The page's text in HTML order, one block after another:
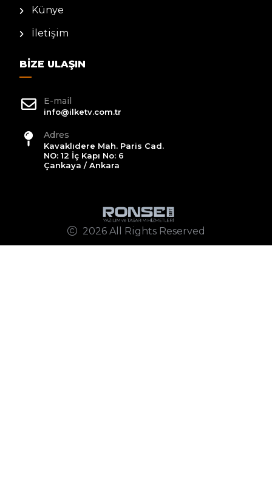
Künye
İletişim
BIZE ULAŞIN
E-mail
info@ilketv.com.tr
Adres
Kavaklıdere Mah. Paris Cad.
NO: 12 İç Kapı No: 6
Çankaya / Ankara
2026 All Rights Reserved